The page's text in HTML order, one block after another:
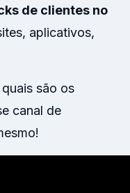
de clientes no
aplicativos,
são os
canal de